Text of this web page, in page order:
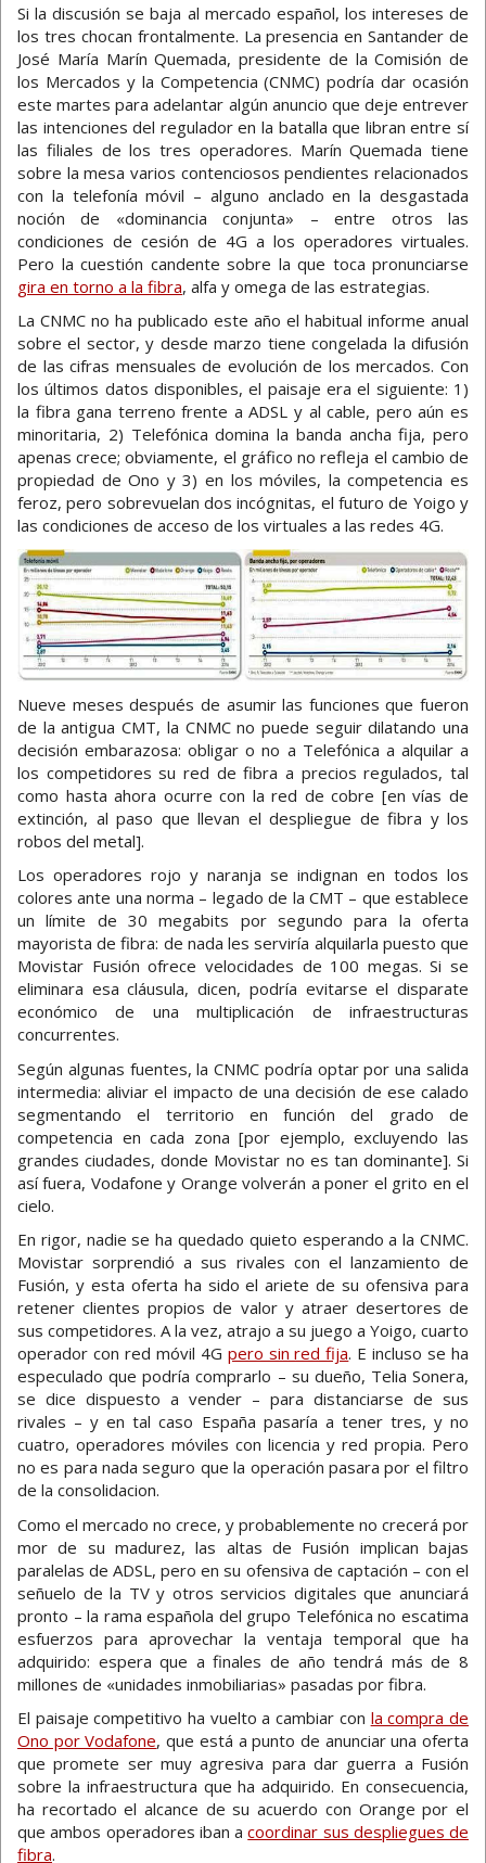
Si la discusión se baja al mercado español, los intereses de
los tres chocan frontalmente. La presencia en Santander de
José María Marín Quemada, presidente de la Comisión de
los Mercados y la Competencia (CNMC) podría dar ocasión
este martes para adelantar algún anuncio que deje entrever
las intenciones del regulador en la batalla que libran entre sí
las filiales de los tres operadores. Marín Quemada tiene
sobre la mesa varios contenciosos pendientes relacionados
con la telefonía móvil – alguno anclado en la desgastada
noción de «dominancia conjunta» – entre otros las
condiciones de cesión de 4G a los operadores virtuales.
Pero la cuestión candente sobre la que toca pronunciarse
gira en torno a la fibra, alfa y omega de las estrategias.
La CNMC no ha publicado este año el habitual informe anual
sobre el sector, y desde marzo tiene congelada la difusión
de las cifras mensuales de evolución de los mercados. Con
los últimos datos disponibles, el paisaje era el siguiente: 1)
la fibra gana terreno frente a ADSL y al cable, pero aún es
minoritaria, 2) Telefónica domina la banda ancha fija, pero
apenas crece; obviamente, el gráfico no refleja el cambio de
propiedad de Ono y 3) en los móviles, la competencia es
feroz, pero sobrevuelan dos incógnitas, el futuro de Yoigo y
las condiciones de acceso de los virtuales a las redes 4G.
Nueve meses después de asumir las funciones que fueron
de la antigua CMT, la CNMC no puede seguir dilatando una
decisión embarazosa: obligar o no a Telefónica a alquilar a
los competidores su red de fibra a precios regulados, tal
como hasta ahora ocurre con la red de cobre [en vías de
extinción, al paso que llevan el despliegue de fibra y los
robos del metal].
Los operadores rojo y naranja se indignan en todos los
colores ante una norma – legado de la CMT – que establece
un límite de 30 megabits por segundo para la oferta
mayorista de fibra: de nada les serviría alquilarla puesto que
Movistar Fusión ofrece velocidades de 100 megas. Si se
eliminara esa cláusula, dicen, podría evitarse el disparate
económico de una multiplicación de infraestructuras
concurrentes.
Según algunas fuentes, la CNMC podría optar por una salida
intermedia: aliviar el impacto de una decisión de ese calado
segmentando el territorio en función del grado de
competencia en cada zona [por ejemplo, excluyendo las
grandes ciudades, donde Movistar no es tan dominante]. Si
así fuera, Vodafone y Orange volverán a poner el grito en el
cielo.
En rigor, nadie se ha quedado quieto esperando a la CNMC.
Movistar sorprendió a sus rivales con el lanzamiento de
Fusión, y esta oferta ha sido el ariete de su ofensiva para
retener clientes propios de valor y atraer desertores de
sus competidores. A la vez, atrajo a su juego a Yoigo, cuarto
operador con red móvil 4G pero sin red fija. E incluso se ha
especulado que podría comprarlo – su dueño, Telia Sonera,
se dice dispuesto a vender – para distanciarse de sus
rivales – y en tal caso España pasaría a tener tres, y no
cuatro, operadores móviles con licencia y red propia. Pero
no es para nada seguro que la operación pasara por el filtro
de la consolidacion.
Como el mercado no crece, y probablemente no crecerá por
mor de su madurez, las altas de Fusión implican bajas
paralelas de ADSL, pero en su ofensiva de captación – con el
señuelo de la TV y otros servicios digitales que anunciará
pronto – la rama española del grupo Telefónica no escatima
esfuerzos para aprovechar la ventaja temporal que ha
adquirido: espera que a finales de año tendrá más de 8
millones de «unidades inmobiliarias» pasadas por fibra.
El paisaje competitivo ha vuelto a cambiar con la compra de
Ono por Vodafone, que está a punto de anunciar una oferta
que promete ser muy agresiva para dar guerra a Fusión
sobre la infraestructura que ha adquirido. En consecuencia,
ha recortado el alcance de su acuerdo con Orange por el
que ambos operadores iban acoordinar sus despliegues de
fibra.